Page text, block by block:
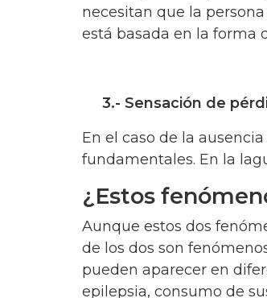
necesitan que la
está basada en la forma
3.- Sensación de
En el caso de la
fundamentales. En la
¿Estos
Aunque estos dos
de los dos son
pueden aparecer en
epilepsia, consumo de